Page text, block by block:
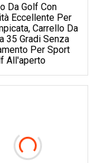
Da Golf Con
Eccellente Per
Carrello Da
35 Gradi Senza
Per Sport
All'aperto